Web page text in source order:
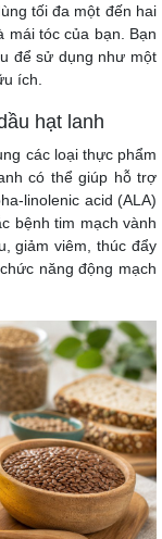
tối đa một đến hai
mái tóc của bạn. Bạn
để sử dụng như một
ích.
hạt lanh
các loại thực phẩm
có thể giúp hỗ trợ
linolenic acid (ALA)
bệnh tim mạch vành
giảm viêm, thúc đẩy
năng động mạch